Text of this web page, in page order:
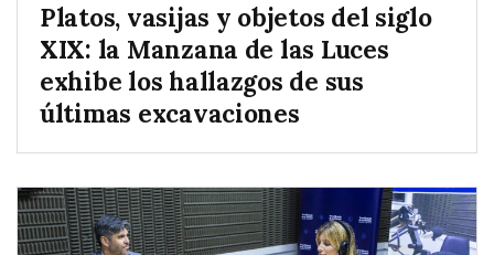
Platos, vasijas y objetos del siglo
XIX: la Manzana de las Luces
exhibe los hallazgos de sus
últimas excavaciones